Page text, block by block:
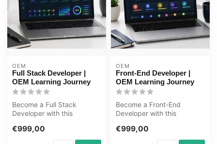
OEM
Full Stack Developer |
OEM Learning Journey
Become a Full Stack
Developer with this
course. Lea...
€999,00
OEM
Front-End Developer |
OEM Learning Journey
Become a Front-End
Developer with this
course. Lear...
€999,00